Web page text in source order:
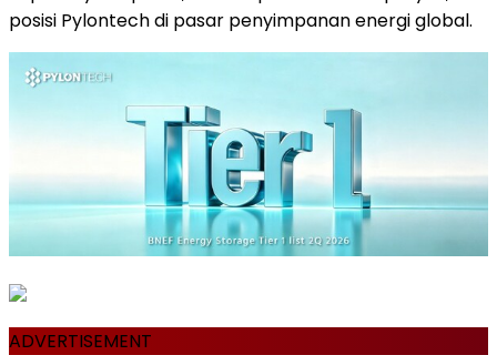
posisi Pylontech di pasar penyimpanan energi global.
ADVERTISEMENT